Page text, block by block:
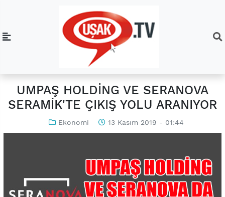
UMPAŞ HOLDİNG VE SERANOVA
SERAMİK'TE ÇIKIŞ YOLU ARANIYOR
Ekonomi 13 Kasım 2019 - 01:44